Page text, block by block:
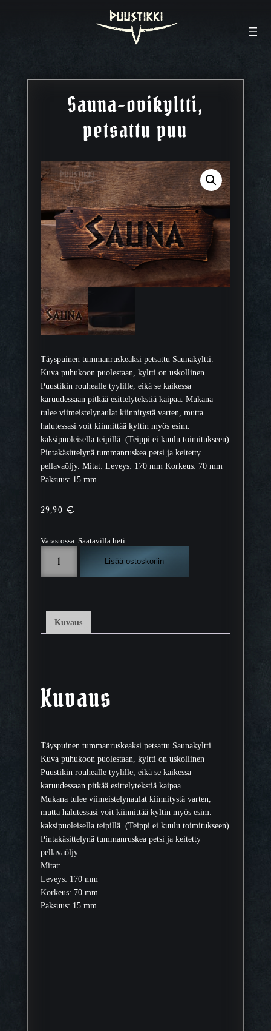
Sauna-ovikyltti,
petsattu puu
Täyspuinen tummanruskeaksi petsattu Saunakyltti.
Kuva puhukoon puolestaan, kyltti on uskollinen
Puustikin rouhealle tyylille, eikä se kaikessa
karuudessaan pitkää esittelytekstiä kaipaa. Mukana
tulee viimeistelynaulat kiinnitystä varten, mutta
halutessasi voit kiinnittää kyltin myös esim.
kaksipuoleisella teipillä. (Teippi ei kuulu toimitukseen)
Pintakäsittelynä tummanruskea petsi ja keitetty
pellavaöljy. Mitat: Leveys: 170 mm Korkeus: 70 mm
Paksuus: 15 mm
29,90 €
Varastossa. Saatavilla heti.
u
o
y
t
,
p
e
t
s
a
t
t
u
p
u
u
m
Lisää ostoskoriin
Kuvaus
Kuvaus
Täyspuinen tummanruskeaksi petsattu Saunakyltti.
Kuva puhukoon puolestaan, kyltti on uskollinen
Puustikin rouhealle tyylille, eikä se kaikessa
karuudessaan pitkää esittelytekstiä kaipaa.
Mukana tulee viimeistelynaulat kiinnitystä varten,
mutta halutessasi voit kiinnittää kyltin myös esim.
kaksipuoleisella teipillä. (Teippi ei kuulu toimitukseen)
Pintakäsittelynä tummanruskea petsi ja keitetty
pellavaöljy.
Mitat:
Leveys: 170 mm
Korkeus: 70 mm
Paksuus: 15 mm